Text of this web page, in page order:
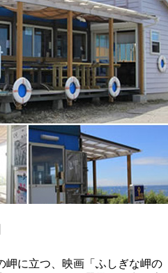
岬に立つ、映画「ふしぎな岬の